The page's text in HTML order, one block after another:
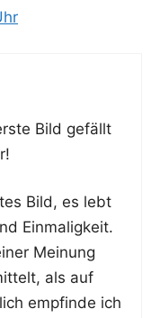
Bild gefällt
Bild, es lebt
Ein­ma­lig­keit.
Mei­nung
als auf
emp­fin­de ich